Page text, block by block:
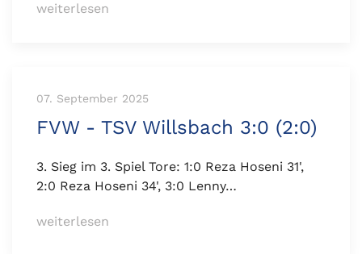
weiterlesen
07. September 2025
FVW - TSV Willsbach 3:0 (2:0)
3. Sieg im 3. Spiel Tore: 1:0 Reza Hoseni 31',
2:0 Reza Hoseni 34', 3:0 Lenny…
weiterlesen